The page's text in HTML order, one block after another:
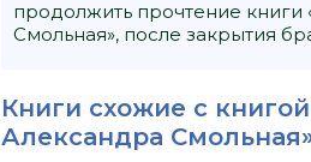
продолжить прочтение
Смольная», после закрытия
Книги схожие с
Александра